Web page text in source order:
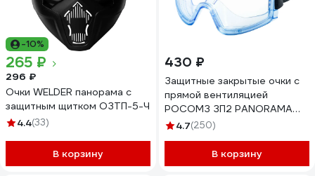
-10%
265 ₽
296 ₽
Очки WELDER панорама с
защитным щитком ОЗТП-5-Ч
4.4(33)
В корзину
430 ₽
Защитные закрытые очки с
прямой вентиляцией
РОСОМЗ ЗП2 PANORAMA
super PC 30130
4.7(250)
В корзину